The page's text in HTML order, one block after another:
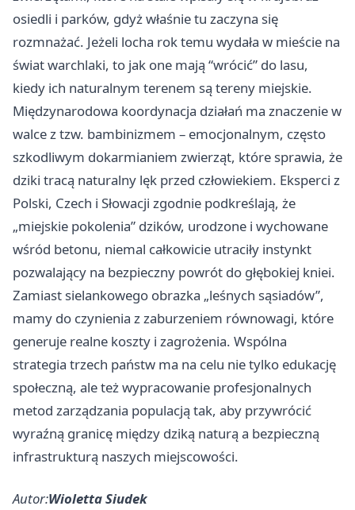
osiedli i parków, gdyż właśnie tu zaczyna się
rozmnażać. Jeżeli locha rok temu wydała w mieście na
świat warchlaki, to jak one mają “wrócić” do lasu,
kiedy ich naturalnym terenem są tereny miejskie.
Międzynarodowa koordynacja działań ma znaczenie w
walce z tzw. bambinizmem – emocjonalnym, często
szkodliwym dokarmianiem zwierząt, które sprawia, że
dziki tracą naturalny lęk przed człowiekiem. Eksperci z
Polski, Czech i Słowacji zgodnie podkreślają, że
„miejskie pokolenia” dzików, urodzone i wychowane
wśród betonu, niemal całkowicie utraciły instynkt
pozwalający na bezpieczny powrót do głębokiej kniei.
Zamiast sielankowego obrazka „leśnych sąsiadów”,
mamy do czynienia z zaburzeniem równowagi, które
generuje realne koszty i zagrożenia. Wspólna
strategia trzech państw ma na celu nie tylko edukację
społeczną, ale też wypracowanie profesjonalnych
metod zarządzania populacją tak, aby przywrócić
wyraźną granicę między dziką naturą a bezpieczną
infrastrukturą naszych miejscowości.
Autor:Wioletta Siudek